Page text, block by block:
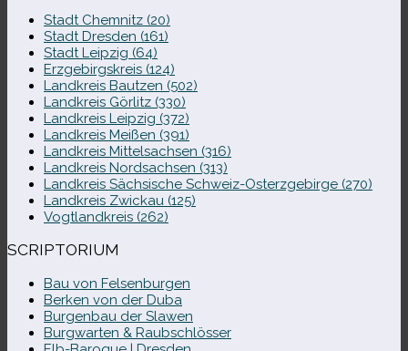
Stadt Chemnitz (20)
Stadt Dresden (161)
Stadt Leipzig (64)
Erzgebirgskreis (124)
Landkreis Bautzen (502)
Landkreis Görlitz (330)
Landkreis Leipzig (372)
Landkreis Meißen (391)
Landkreis Mittelsachsen (316)
Landkreis Nordsachsen (313)
Landkreis Sächsische Schweiz-​Osterzgebirge (270)
Landkreis Zwickau (125)
Vogtlandkreis (262)
SCRIPTORIUM
Bau von Felsenburgen
Berken von der Duba
Burgenbau der Slawen
Burgwarten & Raubschlösser